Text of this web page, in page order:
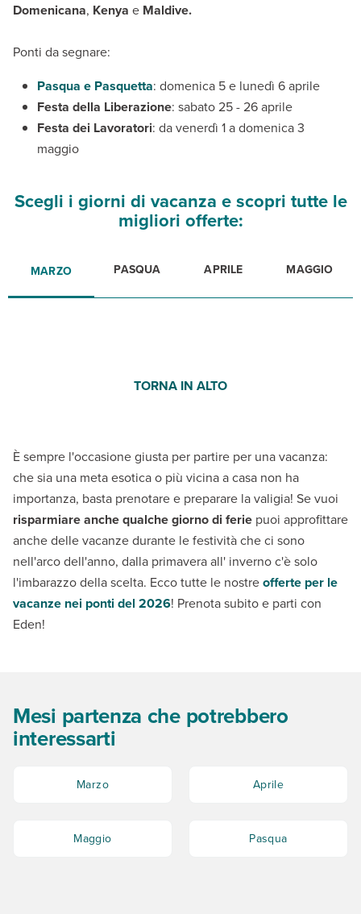
Domenicana, Kenya e Maldive.
Ponti da segnare:
Pasqua e Pasquetta: domenica 5 e lunedì 6 aprile
Festa della Liberazione: sabato 25 - 26 aprile
Festa dei Lavoratori: da venerdì 1 a domenica 3
maggio
Scegli i giorni di vacanza e scopri tutte le
migliori offerte:
MARZO PASQUA APRILE MAGGIO
TORNA IN ALTO
È sempre l'occasione giusta per partire per una vacanza:
che sia una meta esotica o più vicina a casa non ha
importanza, basta prenotare e preparare la valigia! Se vuoi
risparmiare anche qualche giorno di ferie puoi approfittare
anche delle vacanze durante le festività che ci sono
nell'arco dell'anno, dalla primavera all' inverno c'è solo
l'imbarazzo della scelta. Ecco tutte le nostreofferte per le
vacanze nei ponti del 2026! Prenota subito e parti con
Eden!
Mesi partenza che potrebbero
interessarti
Marzo Aprile
Maggio Pasqua